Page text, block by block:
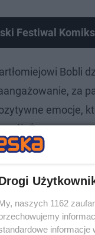
Festiwal
Bobli
za
emocje,
Życzymy
- czytamy
naszych 1162
informacje